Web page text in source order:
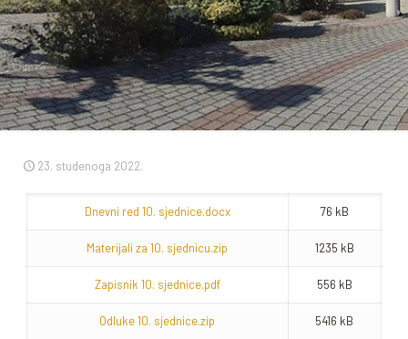
23. studenoga 2022.
Dnevni red 10. sjednice.docx 76 kB
Materijali za 10. sjednicu.zip 1235 kB
Zapisnik 10. sjednice.pdf 556 kB
Odluke 10. sjednice.zip 5416 kB